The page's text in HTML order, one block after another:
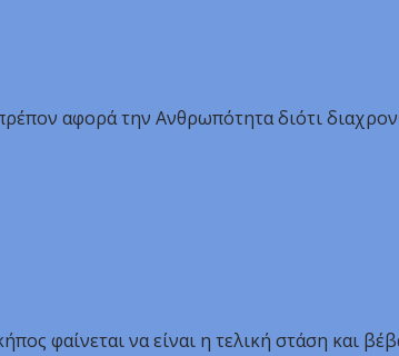
αφορά την Ανθρωπότητα διότι
φαίνεται να είναι η τελική στάση και